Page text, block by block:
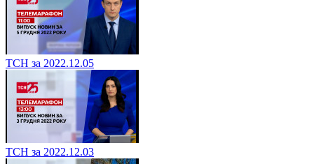
ТСН за 2022.12.05
ТСН за 2022.12.03